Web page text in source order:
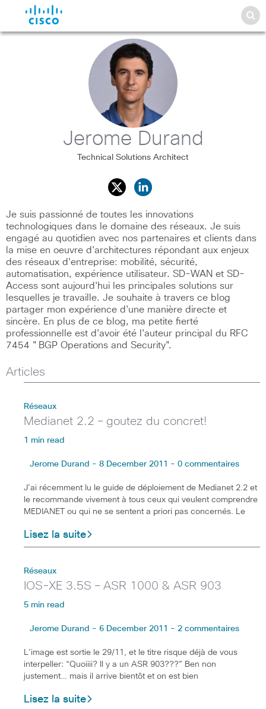
Jerome Durand
Technical Solutions Architect
Je suis passionné de toutes les innovations
technologiques dans le domaine des réseaux. Je suis
engagé au quotidien avec nos partenaires et clients dans
la mise en oeuvre d'architectures répondant aux enjeux
des réseaux d'entreprise: mobilité, sécurité,
automatisation, expérience utilisateur. SD-WAN et SD-
Access sont aujourd'hui les principales solutions sur
lesquelles je travaille. Je souhaite à travers ce blog
partager mon expérience d'une manière directe et
sincère. En plus de ce blog, ma petite fierté
professionnelle est d'avoir été l'auteur principal du RFC
7454 "BGP Operations and Security".
Articles
Réseaux
Medianet 2.2 – goutez du concret!
1 min read
Jerome Durand - 8 December 2011 - 0 commentaires
J’ai récemment lu le guide de déploiement de Medianet 2.2 et
le recommande vivement à tous ceux qui veulent comprendre
MEDIANET ou qui ne se sentent a priori pas concernés. Le
Lisez la suite
Réseaux
IOS-XE 3.5S – ASR 1000 & ASR 903
5 min read
Jerome Durand - 6 December 2011 - 2 commentaires
L’image est sortie le 29/11, et le titre risque déjà de vous
interpeller: “Quoiiii? Il y a un ASR 903???” Ben non
justement… mais il arrive bientôt et on est bien
Lisez la suite